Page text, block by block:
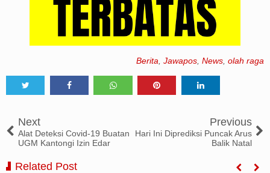
Berita Jawapos News olah raga
Next
Alat Deteksi Covid-19 Buatan
UGM Kantongi Izin Edar
Previous
Hari Ini Diprediksi Puncak Arus
Balik Natal
Related Post